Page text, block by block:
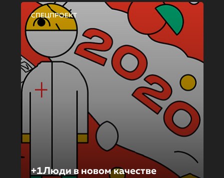
СПЕЦПРОЕКТ
+1Люди в новом качестве